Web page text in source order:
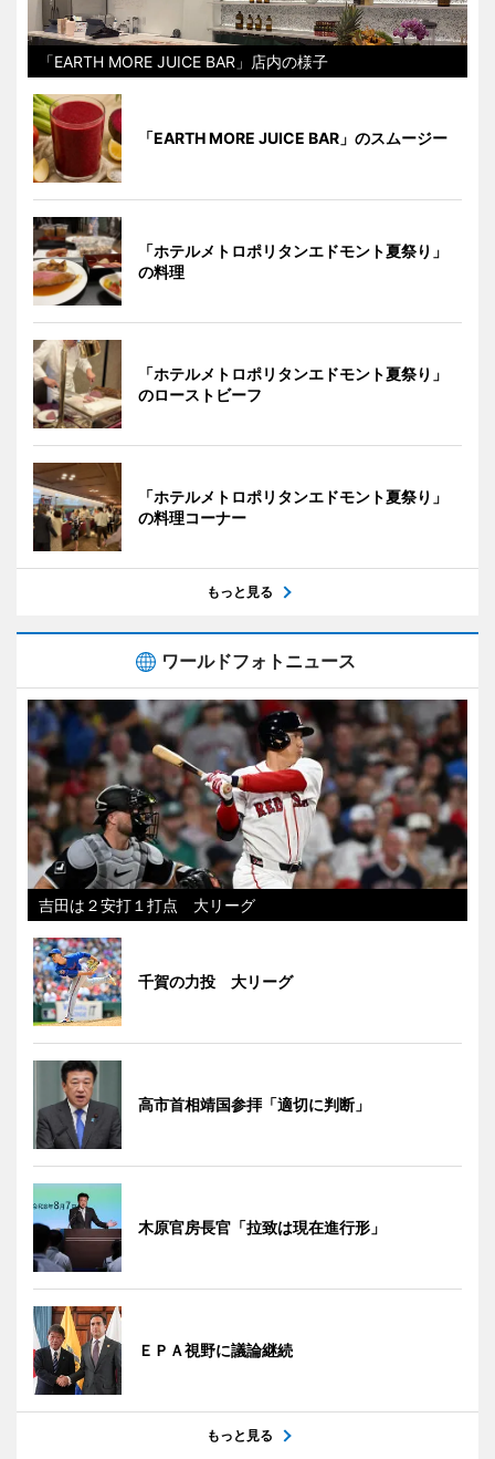
「EARTH MORE JUICE BAR」店内の様子
「EARTH MORE JUICE BAR」のスムージー
「ホテルメトロポリタンエドモント夏祭り」
の料理
「ホテルメトロポリタンエドモント夏祭り」
のローストビーフ
「ホテルメトロポリタンエドモント夏祭り」
の料理コーナー
もっと見る
ワールドフォトニュース
吉田は２安打１打点 大リーグ
千賀の力投 大リーグ
高市首相靖国参拝「適切に判断」
木原官房長官「拉致は現在進行形」
ＥＰＡ視野に議論継続
もっと見る